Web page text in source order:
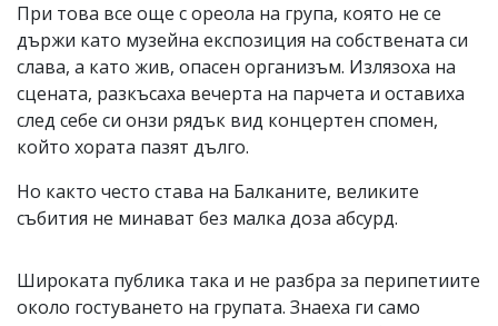
При това все още с ореола на група, която не се
държи като музейна експозиция на собствената си
слава, а като жив, опасен организъм. Излязоха на
сцената, разкъсаха вечерта на парчета и оставиха
след себе си онзи рядък вид концертен спомен,
който хората пазят дълго.
Но както често става на Балканите, великите
събития не минават без малка доза абсурд.
Широката публика така и не разбра за перипетиите
около гостуването на групата. Знаеха ги само